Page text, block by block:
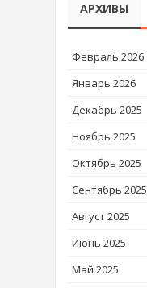
АРХИВЫ
Февраль 2026
Январь 2026
Декабрь 2025
Ноябрь 2025
Октябрь 2025
Сентябрь 2025
Август 2025
Июнь 2025
Май 2025